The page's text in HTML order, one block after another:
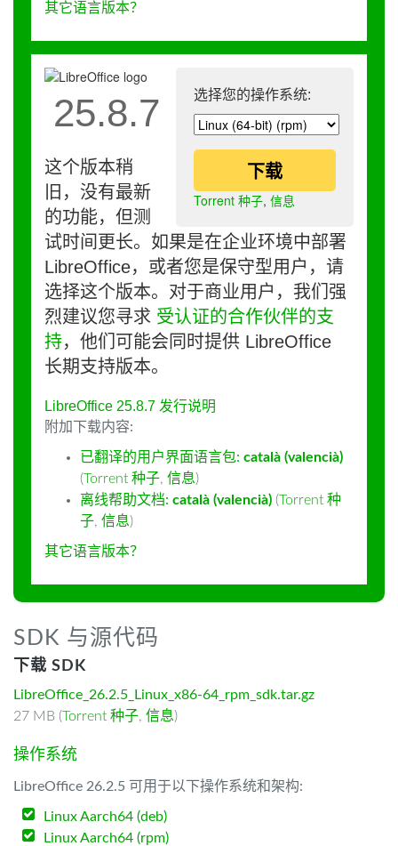
其它语言版本？
选择您的操作系统:
下载
Torrent 种子, 信息
25.8.7
这个版本稍
旧，没有最新
的功能，但测
试时间更长。如果是在企业环境中部署
LibreOffice，或者您是保守型用户，请
选择这个版本。对于商业用户，我们强
烈建议您寻求 受认证的合作伙伴的支
持，他们可能会同时提供 LibreOffice
长期支持版本。
LibreOffice 25.8.7 发行说明
附加下载内容:
已翻译的用户界面语言包: català (valencià)
(Torrent 种子, 信息)
离线帮助文档: català (valencià) (Torrent 种
子, 信息)
其它语言版本？
SDK 与源代码
下载 SDK
LibreOffice_26.2.5_Linux_x86-64_rpm_sdk.tar.gz
27 MB (Torrent 种子, 信息)
操作系统
LibreOffice 26.2.5 可用于以下操作系统和架构:
Linux Aarch64 (deb)
Linux Aarch64 (rpm)